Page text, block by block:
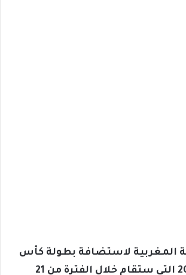
المغربية لاستضافة بطولة كأس
أمم أفريقيا 2026 التي ستقام خلال الفترة من 21